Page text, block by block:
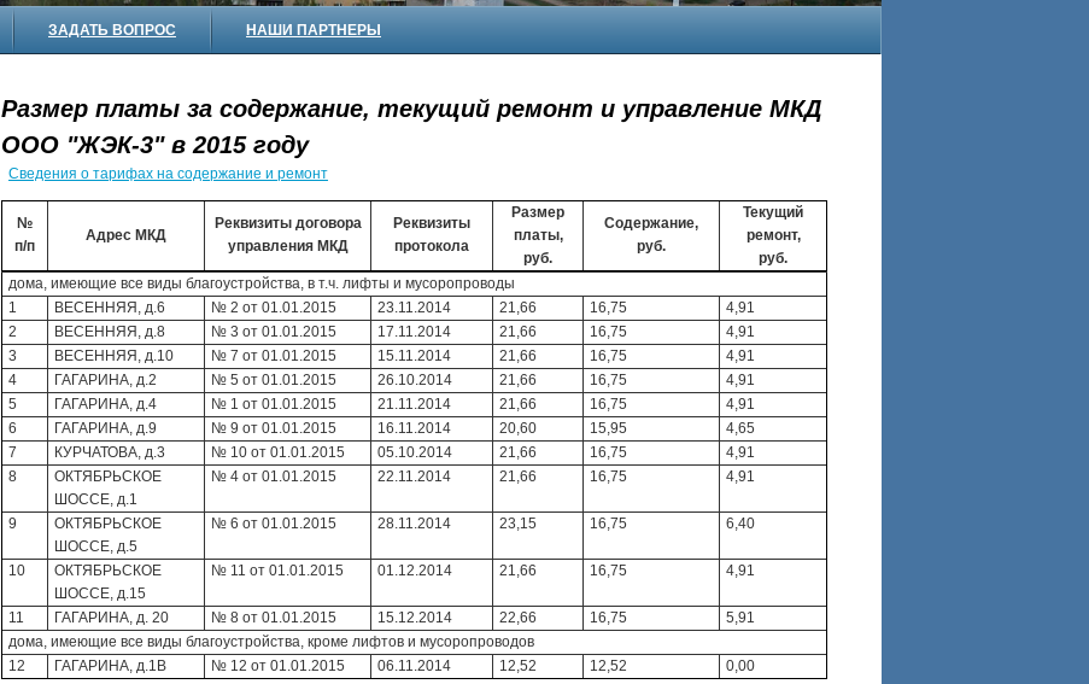
ЗАДАТЬ ВОПРОС НАШИ ПАРТНЕРЫ
Размер платы за содержание, текущий ремонт и управление МКД
ООО "ЖЭК-3" в 2015 году
Сведения о тарифах на содержание и ремонт
№
п/п
Адрес МКД
Реквизиты договора
управления МКД
Реквизиты
протокола
Размер
платы,
руб.
Содержание,
руб.
Текущий
ремонт,
руб.
дома, имеющие все виды благоустройства, в т.ч. лифты и мусоропроводы
1
ВЕСЕННЯЯ, д.6 № 2 от 01.01.2015 23.11.2014 21,66 16,75
4,91
2
ВЕСЕННЯЯ, д.8 № 3 от 01.01.2015 17.11.2014 21,66 16,75
4,91
3
ВЕСЕННЯЯ, д.10 № 7 от 01.01.2015 15.11.2014 21,66 16,75
4,91
4
ГАГАРИНА, д.2 № 5 от 01.01.2015 26.10.2014 21,66 16,75
4,91
5
ГАГАРИНА, д.4 № 1 от 01.01.2015 21.11.2014 21,66 16,75
4,91
6
ГАГАРИНА, д.9 № 9 от 01.01.2015 16.11.2014 20,60 15,95
4,65
7
КУРЧАТОВА, д.3 № 10 от 01.01.2015 05.10.2014 21,66 16,75
4,91
8
ОКТЯБРЬСКОЕ
ШОССЕ, д.1
№ 4 от 01.01.2015 22.11.2014 21,66 16,75 4,91
9
ОКТЯБРЬСКОЕ
ШОССЕ, д.5
№ 6 от 01.01.2015 28.11.2014 23,15 16,75 6,40
10
ОКТЯБРЬСКОЕ
ШОССЕ, д.15
№ 11 от 01.01.2015 01.12.2014 21,66 16,75 4,91
11 ГАГАРИНА, д. 20 № 8 от 01.01.2015 15.12.2014 22,66 16,75
5,91
дома, имеющие все виды благоустройства, кроме лифтов и мусоропроводов
12
ГАГАРИНА, д.1В № 12 от 01.01.2015 06.11.2014 12,52 12,52 0,00